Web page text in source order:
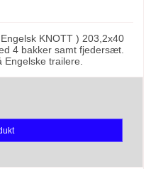
KNOTT ) 203,2x40
4 bakker samt fjedersæt.
trailere.